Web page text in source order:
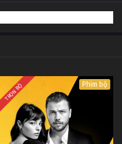
TRỌN BỘ Phim bộ